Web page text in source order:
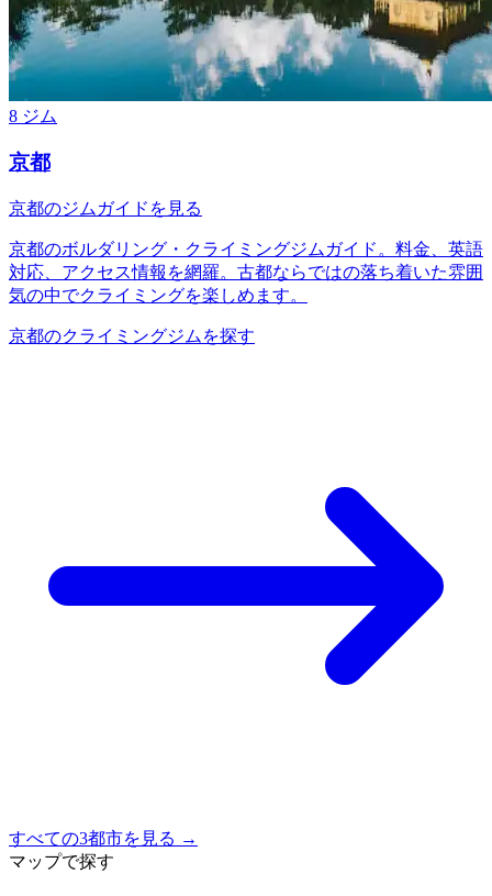
8 ジム
京都
京都のジムガイドを見る
京都のボルダリング・クライミングジムガイド。料金、英語
対応、アクセス情報を網羅。古都ならではの落ち着いた雰囲
気の中でクライミングを楽しめます。
京都のクライミングジムを探す
すべての3都市を見る →
マップで探す